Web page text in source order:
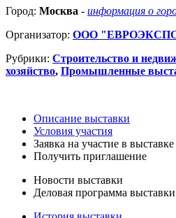
Город: Москва - информация о
Организатор: ООО
Рубрики: Строительство и
хозяйство, Промышленные
Описание выставки
Условия участия
Заявка на участие в выставке
Получить приглашение
Новости выставки
Деловая программа выставки